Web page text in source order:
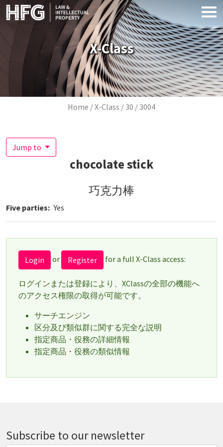
Skip to main content
X-Class
Breadcrumb
Home X-Class 30 3004
Jump to
chocolate stick
巧克力棒
Five parties Yes
Login or Register for a full X-Class access:
ログインまたは登録により、XClassの全部の機能へ
のアクセス権限の取得が可能です。
サーチエンジン
区分及び類似群に関する完全な説明
指定商品・役務の詳細情報
指定商品・役務の類似情報
Subscribe to our newsletter